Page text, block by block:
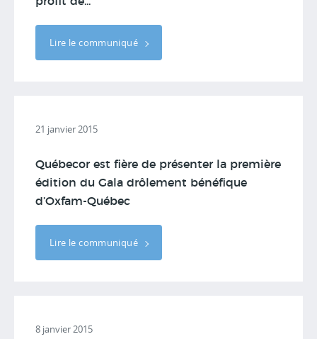
Lire le communiqué
21 janvier 2015
Québecor est fière de présenter la première
édition du Gala drôlement bénéfique
d’Oxfam-Québec
Lire le communiqué
8 janvier 2015